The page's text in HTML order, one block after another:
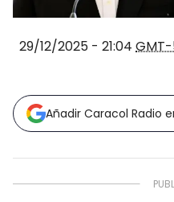
29/12/2025 - 21:04
Añadir Caracol Radio